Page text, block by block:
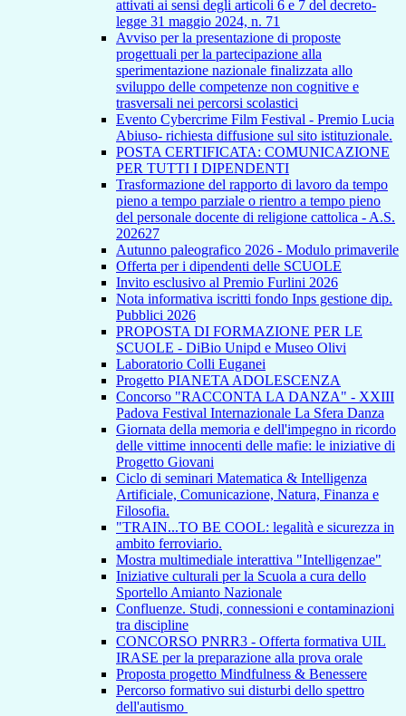
attivati ai sensi degli articoli 6 e 7 del decreto-
legge 31 maggio 2024, n. 71
Avviso per la presentazione di proposte
progettuali per la partecipazione alla
sperimentazione nazionale finalizzata allo
sviluppo delle competenze non cognitive e
trasversali nei percorsi scolastici
Evento Cybercrime Film Festival - Premio Lucia
Abiuso- richiesta diffusione sul sito istituzionale.
POSTA CERTIFICATA: COMUNICAZIONE
PER TUTTI I DIPENDENTI
Trasformazione del rapporto di lavoro da tempo
pieno a tempo parziale o rientro a tempo pieno
del personale docente di religione cattolica - A.S.
202627
Autunno paleografico 2026 - Modulo primaverile
Offerta per i dipendenti delle SCUOLE
Invito esclusivo al Premio Furlini 2026
Nota informativa iscritti fondo Inps gestione dip.
Pubblici 2026
PROPOSTA DI FORMAZIONE PER LE
SCUOLE - DiBio Unipd e Museo Olivi
Laboratorio Colli Euganei
Progetto PIANETA ADOLESCENZA
Concorso "RACCONTA LA DANZA" - XXIII
Padova Festival Internazionale La Sfera Danza
Giornata della memoria e dell'impegno in ricordo
delle vittime innocenti delle mafie: le iniziative di
Progetto Giovani
Ciclo di seminari Matematica & Intelligenza
Artificiale, Comunicazione, Natura, Finanza e
Filosofia.
"TRAIN...TO BE COOL: legalità e sicurezza in
ambito ferroviario.
Mostra multimediale interattiva "Intelligenzae"
Iniziative culturali per la Scuola a cura dello
Sportello Amianto Nazionale
Confluenze. Studi, connessioni e contaminazioni
tra discipline
CONCORSO PNRR3 - Offerta formativa UIL
IRASE per la preparazione alla prova orale
Proposta progetto Mindfulness & Benessere
Percorso formativo sui disturbi dello spettro
dell'autismo